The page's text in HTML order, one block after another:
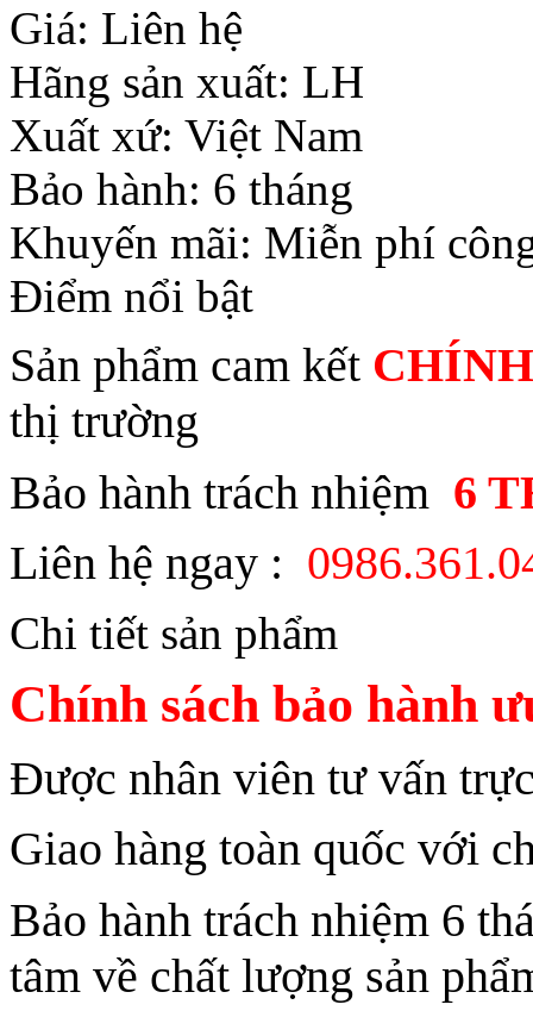
Giá: Liên hệ
Hãng sản xuất: LH
Xuất xứ: Việt Nam
Bảo hành: 6 tháng
Khuyến mãi: Miễn phí
Điểm nổi bật
Sản phẩm cam kết
thị trường
Bảo hành trách nhiệm 6
Liên hệ ngay :
Chi tiết sản phẩm
Chính sách bảo hành
Được nhân viên tư vấn
Giao hàng toàn quốc với
Bảo hành trách nhiệm 6
tâm về chất lượng sản